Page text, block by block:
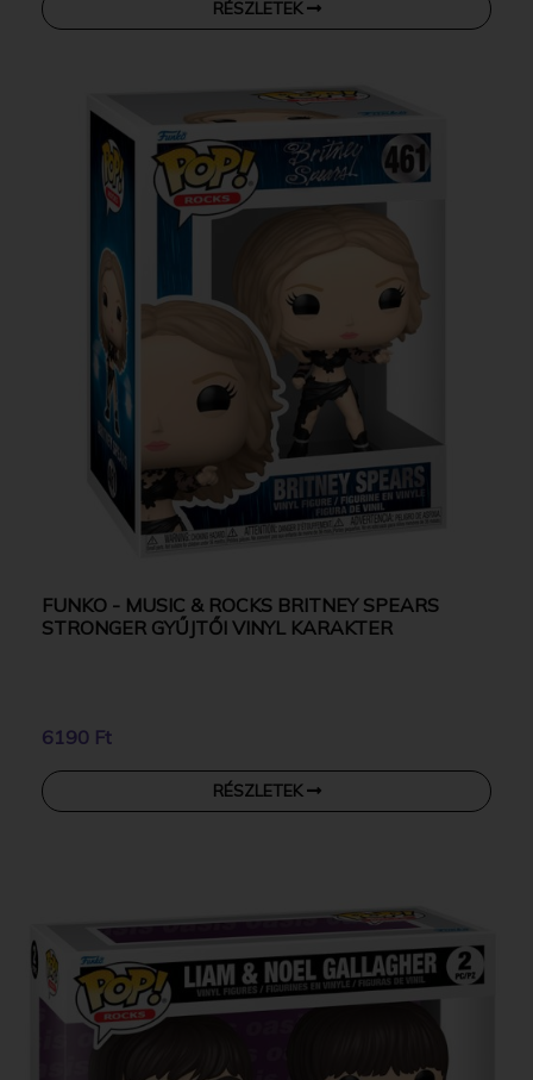
RÉSZLETEK
FUNKO - MUSIC & ROCKS BRITNEY SPEARS
STRONGER GYŰJTŐI VINYL KARAKTER
6190 Ft
RÉSZLETEK